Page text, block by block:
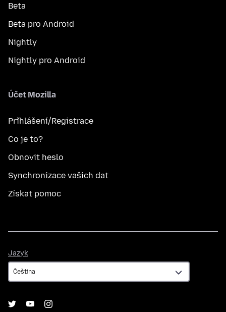
Beta
Beta pro Android
Nightly
Nightly pro Android
Účet Mozilla
Přihlášení/Registrace
Co je to?
Obnovit heslo
Synchronizace vašich dat
Získat pomoc
Jazyk